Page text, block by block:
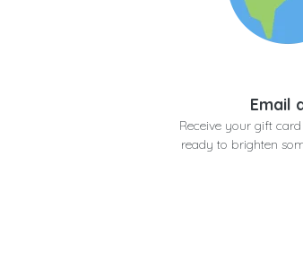
Email
Receive your gift
ready to brighten